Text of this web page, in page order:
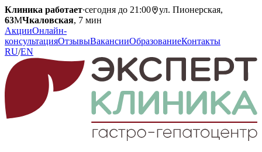
Клиника работает·сегодня до 21:00
ул. Пионерская,
63МЧкаловская, 7 мин
АкцииОнлайн-
консультацияОтзывыВакансииОбразованиеКонтакты
RU/EN